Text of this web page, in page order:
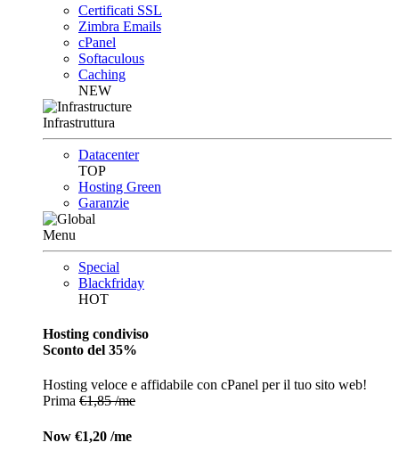
Certificati SSL
Zimbra Emails
cPanel
Softaculous
Caching
NEW
Infrastruttura
Datacenter
TOP
Hosting Green
Garanzie
Menu
Special
Blackfriday
HOT
Hosting condiviso
Sconto del 35%
Hosting veloce e affidabile con cPanel per il tuo sito web!
Prima €1,85 /me
Now €1,20 /me